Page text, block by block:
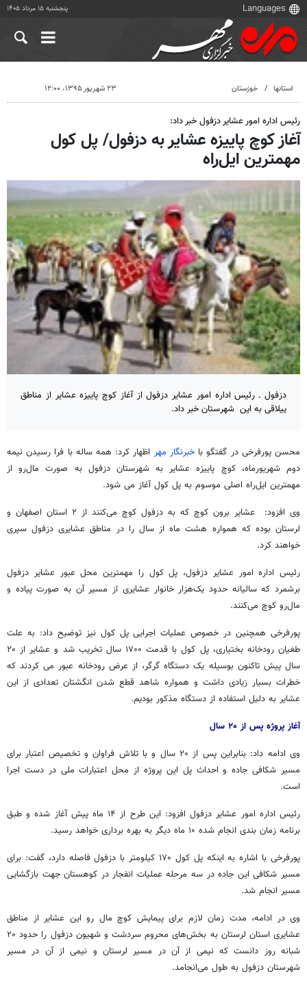
پنجشنبه ۱۵ مرداد ۱۴۰۵
استانها خوزستان ۲۳ شهریور ۱۳۹۵، ۱۲:۰۰
رئیس اداره امور عشایر دزفول خبر داد:
آغاز کوچ پاییزه عشایر به دزفول/ پل کول
مهمترین ایل‌راه
دزفول ـ رئیس اداره امور عشایر دزفول از آغاز کوچ پاییزه عشایر از مناطق
ییلاقی به این شهرستان خبر داد.
محسن پورفرخی در گفتگو باخبرنگار مهر اظهار کرد: همه ساله با فرا رسیدن نیمه
دوم شهریورماه، کوچ پاییزه عشایر به شهرستان دزفول به صورت مال‌رو از
مهمترین ایل‌راه اصلی موسوم به پل کول آغاز می شود.
وی افزود: عشایر برون کوچ که به دزفول کوچ می‌کنند از ۲ استان اصفهان و
لرستان بوده که همواره هشت ماه از سال را در مناطق عشایری دزفول سپری
خواهند کرد.
رئیس اداره امور عشایر دزفول، پل کول را مهمترین محل عبور عشایر دزفول
برشمرد که سالیانه حدود یک‌هزار خانوار عشایری از مسیر آن به صورت پیاده و
مال‌رو کوچ می‌کنند.
پورفرخی همچنین در خصوص عملیات اجرایی پل کول نیز توضیح داد: به علت
طغیان رودخانه بختیاری، پل کول با قدمت ۱۷۰۰ سال تخریب شد و عشایر از ۲۰
سال پیش تاکنون بوسیله یک دستگاه گرگر، از عرض رودخانه عبور می کردند که
خطرات بسیار زیادی داشت و همواره شاهد قطع شدن انگشتان تعدادی از این
عشایر به دلیل استفاده از دستگاه مذکور بودیم.
آغاز پروژه پس از ۲۰ سال
وی ادامه داد: بنابراین پس از ۲۰ سال و با تلاش فراوان و تخصیص اعتبار برای
مسیر شکافی جاده و احداث پل این پروژه از محل اعتبارات ملی در دست اجرا
است.
رئیس اداره امور عشایر دزفول افزود: این طرح از ۱۴ ماه پیش آغاز شده و طبق
برنامه زمان بندی انجام شده ۱۰ ماه دیگر به بهره برداری خواهد رسید.
پورفرخی با اشاره به اینکه پل کول ۱۷۰ کیلومتر با دزفول فاصله دارد، گفت: برای
مسیر شکافی این جاده در سه مرحله عملیات انفجار در کوهستان جهت بازگشایی
مسیر انجام شد.
وی در ادامه، مدت زمان لازم برای پیمایش کوچ مال رو این عشایر از مناطق
عشایری استان لرستان به بخش‌های محروم سردشت و شهیون دزفول را حدود ۲۰
شبانه روز دانست که نیمی از آن در مسیر لرستان و نیمی از آن در مسیر
شهرستان دزفول به طول می‌انجامد.